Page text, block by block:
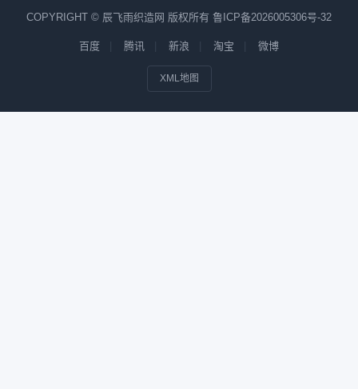
COPYRIGHT © 辰飞雨织造网 版权所有 鲁ICP备2026005306号-32
百度 腾讯 新浪 淘宝 微博
XML地图